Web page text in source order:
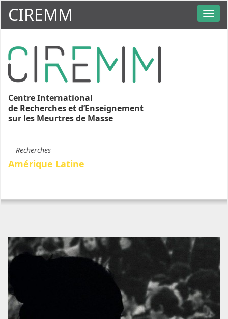
CIREMM
Centre International
de Recherches et d’Enseignement
sur les Meurtres de Masse
Recherches
Amérique Latine